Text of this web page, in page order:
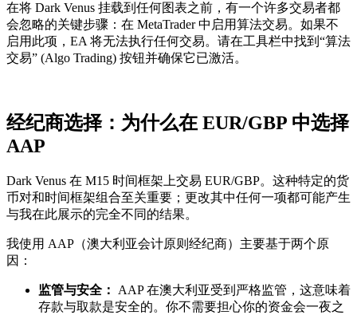
在将 Dark Venus 挂载到任何图表之前，有一个许多交易者都
会忽略的关键步骤：在 MetaTrader 中启用算法交易。如果不
启用此项，EA 将无法执行任何交易。请在工具栏中找到“算法
交易” (Algo Trading) 按钮并确保它已激活。
经纪商选择：为什么在 EUR/GBP 中选择
AAP
Dark Venus 在 M15 时间框架上交易 EUR/GBP。这种特定的货
币对和时间框架组合至关重要；更改其中任何一项都可能产生
与我在此展示的完全不同的结果。
我使用 AAP（澳大利亚会计原则经纪商）主要基于两个原
因：
监管与安全：
AAP 在澳大利亚受到严格监管，这意味着
存款与取款是安全的。你不需要担心你的资金会一夜之